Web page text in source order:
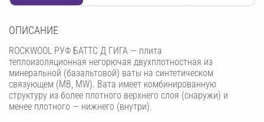
OПИСАНИЕ
ROCKWOOL РУФ БАТТС Д ГИГА — плита
теплоизоляционная негорючая двухплотностная из
минеральной (базальтовой) ваты на синтетическом
связующем (МВ, MW). Вата имеет комбинированную
структуру из более плотного верхнего слоя (снаружи) и
менее плотного — нижнего (внутри).